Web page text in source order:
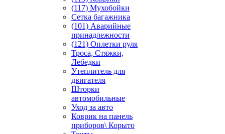
(117) Мухобойки
Сетка багажника
(101) Аварийные
принадлежности
(121) Оплетки руля
Троса, Стяжки,
Лебедки
Утеплитель для
двигателя
Шторки
автомобильные
Уход за авто
Коврик на панель
приборов\ Корыто